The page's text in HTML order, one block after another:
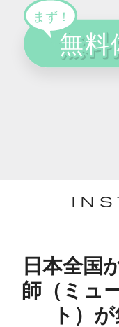
日本全国
師（ミュ
ト）